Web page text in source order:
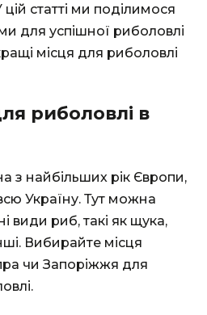
статті ми поділимося
для успішної риболовлі
місця для риболовлі
риболовлі в
з найбільших рік Європи,
Україну. Тут можна
види риб, такі як щука,
Вибирайте місця
чи Запоріжжя для